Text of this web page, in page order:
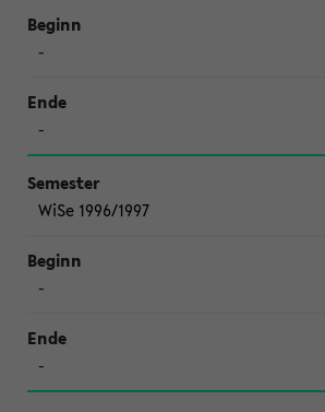
-
-
WiSe 1996/1997
-
-